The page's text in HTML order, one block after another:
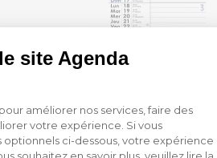
Calendrier mensuel Skytos avec feuillets détachables 15,5 x 28,5 cm sur support plaque imprimée 19 x 41 cm 2027